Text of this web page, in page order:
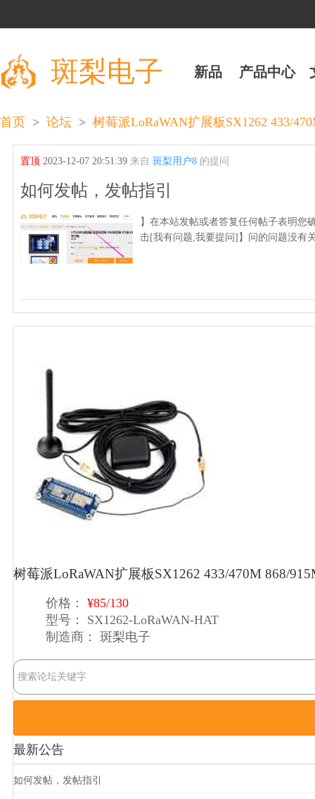
斑梨电子 新品 产品中心
首页 > 论坛 > 树莓派LoRaWAN扩展板SX1262 433/
置顶2023-12-07 20:51:39 来自斑梨用户8 的提问
如何发帖，发帖指引
】在本站发帖或者答复任何帖子表明您
击[我有问题,我要提问]】问的问题没有
树莓派LoRaWAN扩展板SX1262 433/470M 868/
价格：
¥85/130
型号：
SX1262-LoRaWAN-HAT
制造商：
斑梨电子
最新公告
如何发帖，发帖指引